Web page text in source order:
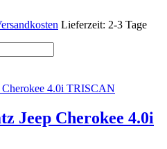
Lieferzeit: 2-3 Tage
Jeep Cherokee 4.0i